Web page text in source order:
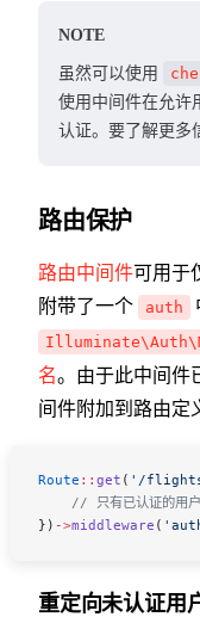
NOTE
虽然可以使用
使用中间件在允许
认证。要了解更多
路由保护
路由中间件可用于
附带了一个
auth
名。由于此中间件
间件附加到路由定
Route :: get ( '/
// 只有已认证的用
}) ->middleware (
重定向未认证用